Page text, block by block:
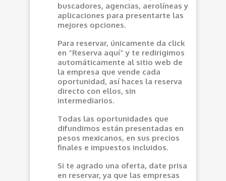
buscadores, agencias, aerolíneas y
aplicaciones para presentarte las
mejores opciones.
Para reservar, únicamente da click
en “Reserva aquí” y te redirigimos
automáticamente al sitio web de
la empresa que vende cada
oportunidad, así haces la reserva
directo con ellos, sin
intermediarios.
Todas las oportunidades que
difundimos están presentadas en
pesos mexicanos, en sus precios
finales e impuestos incluidos.
Si te agrado una oferta, date prisa
en reservar, ya que las empresas